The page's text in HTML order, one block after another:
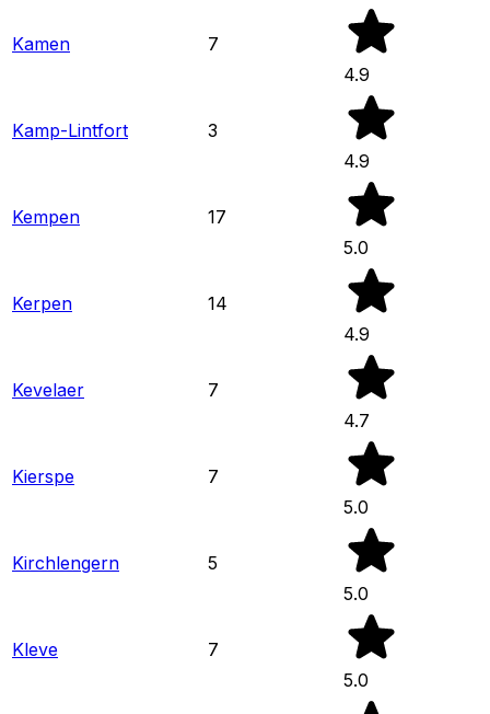
Kamen
7
4.9
Kamp-Lintfort
3
4.9
Kempen
17
5.0
Kerpen
14
4.9
Kevelaer
7
4.7
Kierspe
7
5.0
Kirchlengern
5
5.0
Kleve
7
5.0